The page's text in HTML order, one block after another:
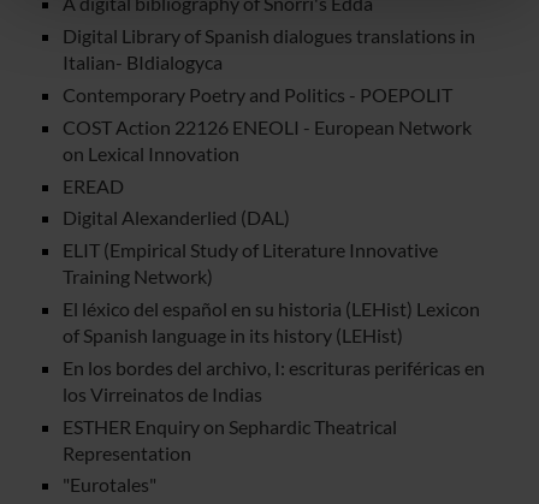
con altre informazioni che hai fornito loro o che hanno
raccolto dal tuo utilizzo dei loro servizi.
Digital Library of Spanish dialogues translations in
Italian- BIdialogyca
Contemporary Poetry and Politics - POEPOLIT
COST Action 22126 ENEOLI - European Network
on Lexical Innovation
EREAD
Digital Alexanderlied (DAL)
ELIT (Empirical Study of Literature Innovative
Training Network)
El léxico del español en su historia (LEHist) Lexicon
of Spanish language in its history (LEHist)
En los bordes del archivo, I: escrituras periféricas en
los Virreinatos de Indias
ESTHER Enquiry on Sephardic Theatrical
Representation
"Eurotales"